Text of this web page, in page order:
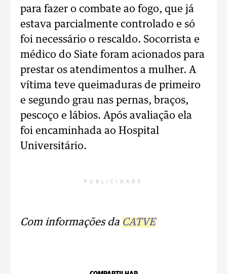
para fazer o combate ao fogo, que já
estava parcialmente controlado e só
foi necessário o rescaldo. Socorrista e
médico do Siate foram acionados para
prestar os atendimentos a mulher. A
vítima teve queimaduras de primeiro
e segundo grau nas pernas, braços,
pescoço e lábios. Após avaliação ela
foi encaminhada ao Hospital
Universitário.
PUBLICIDADE
Com informações da CATVE